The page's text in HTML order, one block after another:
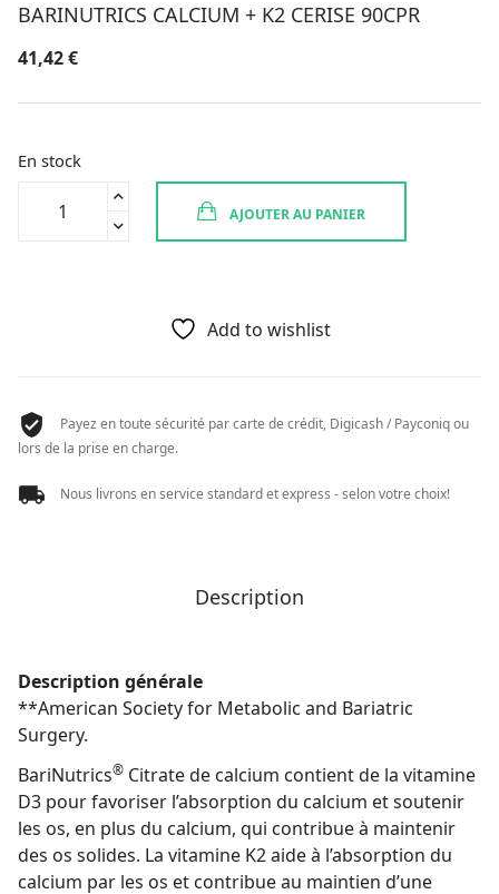
BARINUTRICS CALCIUM + K2 CERISE 90CPR
41,42€
En stock
AJOUTER AU PANIER
Add to wishlist
Payez en toute sécurité par carte de crédit, Digicash / Payconiq ou
lors de la prise en charge.
Nous livrons en service standard et express - selon votre choix!
Description
Description générale
**American Society for Metabolic and Bariatric
Surgery.
BariNutrics® Citrate de calcium contient de la vitamine
D3 pour favoriser l’absorption du calcium et soutenir
les os, en plus du calcium, qui contribue à maintenir
des os solides. La vitamine K2 aide à l’absorption du
calcium par les os et contribue au maintien d’une